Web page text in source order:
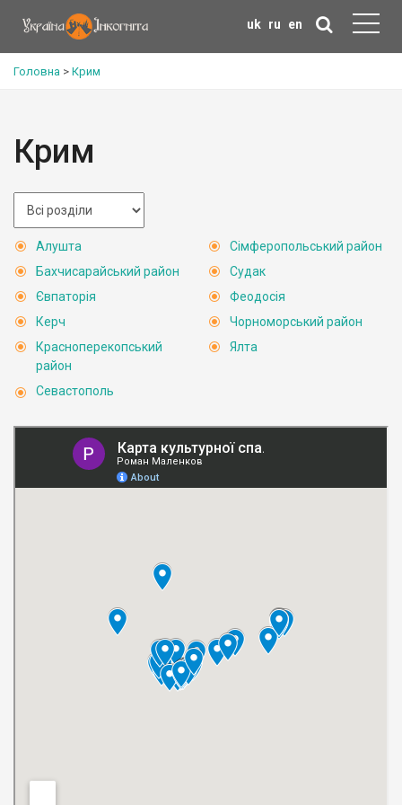
uk ru en
Головна > Крим
Крим
Алушта
Бахчисарайський район
Євпаторія
Керч
Красноперекопський
район
Севастополь
Сімферопольський район
Судак
Феодосія
Чорноморський район
Ялта